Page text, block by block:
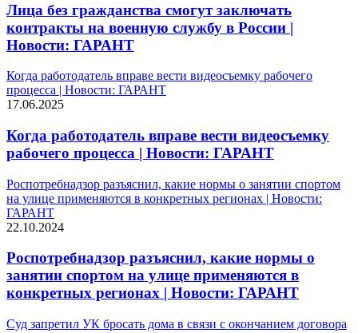
Лица без гражданства смогут заключать
контракты на военную службу в России |
Новости: ГАРАНТ
Когда работодатель вправе вести видеосъемку рабочего
процесса | Новости: ГАРАНТ
17.06.2025
Когда работодатель вправе вести видеосъемку
рабочего процесса | Новости: ГАРАНТ
Роспотребнадзор разъяснил, какие нормы о занятии спортом
на улице применяются в конкретных регионах | Новости:
ГАРАНТ
22.10.2024
Роспотребнадзор разъяснил, какие нормы о
занятии спортом на улице применяются в
конкретных регионах | Новости: ГАРАНТ
Суд запретил УК бросать дома в связи с окончанием договора